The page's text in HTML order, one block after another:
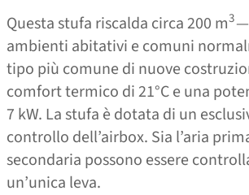
Questa stufa riscalda circa 200 m3
ambienti abitativi e comuni
tipo più comune di nuove
comfort termico di 21°C e una
7 kW. La stufa è dotata di un
controllo dell’airbox. Sia l’aria
secondaria possono essere
un’unica leva.